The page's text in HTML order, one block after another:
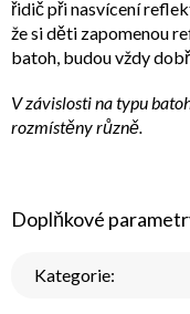
řidič při nasvícení
že si děti zapomenou
batoh, budou vždy
V závislosti na typu
rozmístěny různě.
Doplňkové
Kategorie: